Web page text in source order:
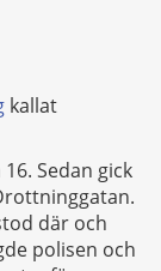
kallat
Sedan gick
där och
polisen och